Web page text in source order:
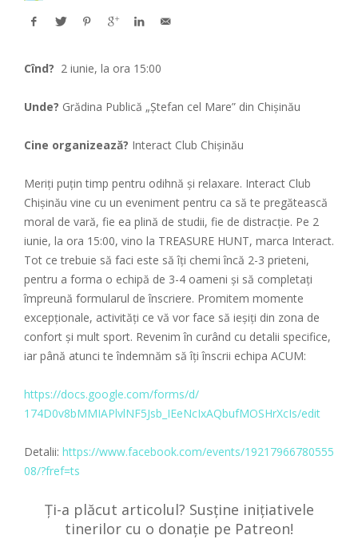
Cînd? 2 iunie, la ora 15:00
Unde? Grădina Publică „Ștefan cel Mare” din Chișinău
Cine organizează? Interact Club Chișinău
Meriți puțin timp pentru odihnă și relaxare. Interact Club
Chișinău vine cu un eveniment pentru ca să te pregătească
moral de vară, fie ea plină de studii, fie de distracție. Pe 2
iunie, la ora 15:00, vino la TREASURE HUNT, marca Interact.
Tot ce trebuie să faci este să îți chemi încă 2-3 prieteni,
pentru a forma o echipă de 3-4 oameni și să completați
împreună formularul de înscriere. Promitem momente
excepționale, activități ce vă vor face să ieșiți din zona de
confort și mult sport. Revenim în curând cu detalii specifice,
iar până atunci te îndemnăm să îți înscrii echipa ACUM:
https://docs.google.com/forms/d/
174D0v8bMMIAPlvlNF5Jsb_IEeNcIxAQbufMOSHrXcIs/edit
Detalii: https://www.facebook.com/events/19217966780555
08/?fref=ts
Ți-a plăcut articolul? Susține inițiativele
tinerilor cu o donație pe Patreon!